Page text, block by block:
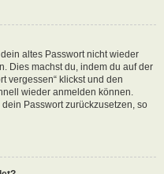
altes Passwort nicht wieder
Dies machst du, indem du auf der
vergessen“ klickst und den
wieder anmelden können.
Passwort zurückzusetzen, so